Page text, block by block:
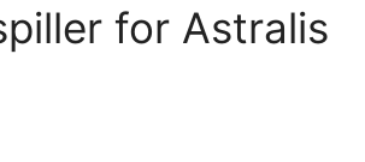
for Astralis